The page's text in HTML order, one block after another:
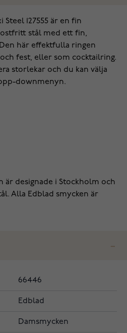
Steel 127555 är en fin
stål med ett fin,
här effektfulla ringen
fest, eller som cocktailring.
storlekar och du kan välja
downmenyn.
är designade i Stockholm och
Alla Edblad smycken är
66446
Edblad
Damsmycken